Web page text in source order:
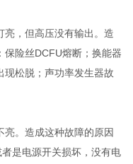
，但高压没有输出。造
保险丝DCFU熔断；换能器
现松脱；声功率发生器故
。造成这种故障的原因
是电源开关损坏，没有电